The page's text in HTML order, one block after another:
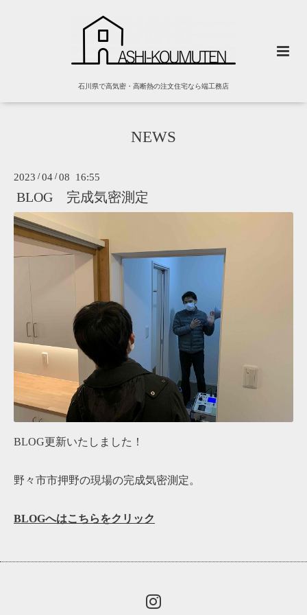
石川県で高気密・高断熱の注文住宅なら端工務店
NEWS
2023 /04 /08 16:55
BLOG 完成気密測定
BLOG更新いたしました！
野々市市押野の現場の完成気密測定。
BLOGへはこちらをクリック